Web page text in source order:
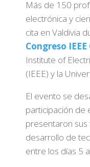
Más de 150
electrónica y
cita en Valdivia
Congreso
Institute of
(IEEE) y la
El evento se
participación de
presentaron sus
desarrollo de
entre los días 5